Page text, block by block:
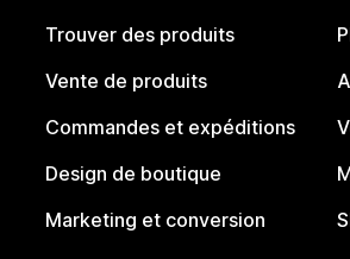
Trouver des produits
Vente de produits
Commandes et expéditions
Design de boutique
Marketing et conversion